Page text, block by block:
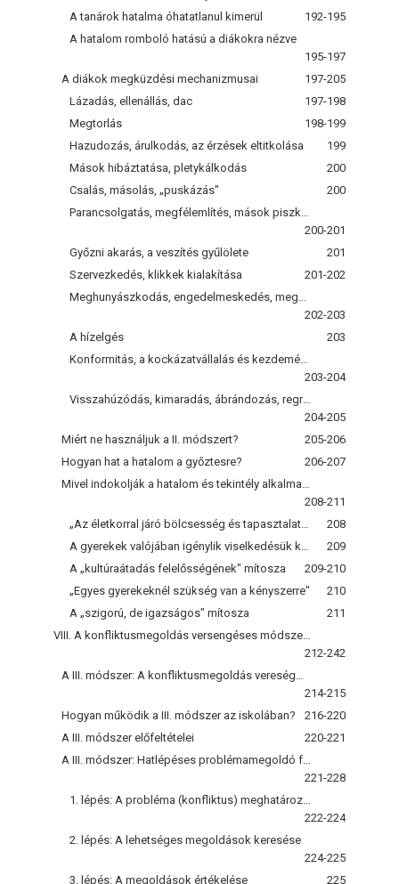
A tanárok hatalma óhatatlanul kimerül
192-195
A hatalom romboló hatású a diákokra nézve
195-197
A diákok megküzdési mechanizmusai
197-205
Lázadás, ellenállás, dac
197-198
Megtorlás
198-199
Hazudozás, árulkodás, az érzések eltitkolása
199
Mások hibáztatása, pletykálkodás
200
Csalás, másolás, „puskázás"
200
200-201
Győzni akarás, a veszítés gyűlölete
201
Szervezkedés, klikkek kialakítása
201-202
202-203
A hízelgés
203
203-204
Visszahúzódás, kimaradás, ábrándozás, regresszió
204-205
Miért ne használjuk a II. módszert?
205-206
Hogyan hat a hatalom a győztesre?
206-207
208-211
208
209
A „kultúraátadás felelősségének" mítosza
209-210
„Egyes gyerekeknél szükség van a kényszerre"
210
A „szigorú, de igazságos" mítosza
211
212-242
214-215
Hogyan működik a III. módszer az iskolában?
216-220
A III. módszer előfeltételei
220-221
221-228
222-224
2. lépés: A lehetséges megoldások keresése
224-225
3. lépés: A megoldások értékelése
225